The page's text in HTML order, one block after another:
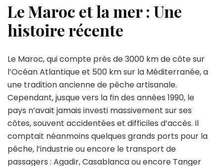
Le Maroc et la mer : Une
histoire récente
Le Maroc, qui compte près de 3000 km de côte sur
l’Océan Atlantique et 500 km sur la Méditerranée, a
une tradition ancienne de pêche artisanale.
Cependant, jusque vers la fin des années 1990, le
pays n’avait jamais investi massivement sur ses
côtes, souvent accidentées et difficiles d’accès. Il
comptait néanmoins quelques grands ports pour la
pêche, l’industrie ou encore le transport de
passagers : Agadir, Casablanca ou encore Tanger